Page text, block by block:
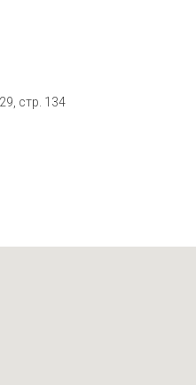
стр. 134